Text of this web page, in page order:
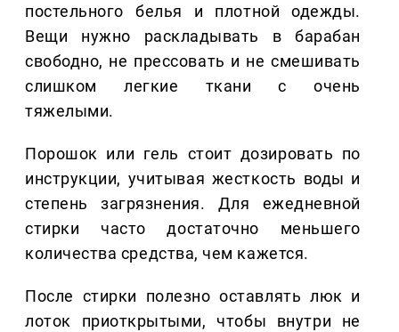
постельного белья и плотной одежды.
Вещи нужно раскладывать в барабан
свободно, не прессовать и не смешивать
слишком легкие ткани с очень
тяжелыми.
Порошок или гель стоит дозировать по
инструкции, учитывая жесткость воды и
степень загрязнения. Для ежедневной
стирки часто достаточно меньшего
количества средства, чем кажется.
После стирки полезно оставлять люк и
лоток приоткрытыми, чтобы внутри не